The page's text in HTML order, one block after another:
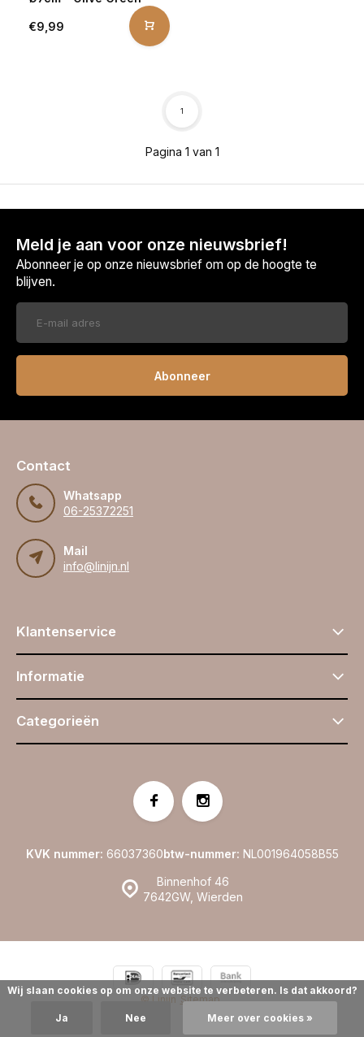
€9,99
Pagina 1 van 1
1
Meld je aan voor onze nieuwsbrief!
Abonneer je op onze nieuwsbrief om op de hoogte te
blijven.
Abonneer
Contact
Whatsapp
06-25372251
Mail
info@linijn.nl
Klantenservice
Informatie
Categorieën
Binnenhof 46
7642GW, Wierden
KVK nummer: 66037360btw-nummer: NL001964058B55
© Linijn Sitemap
Wij slaan cookies op om onze website te verbeteren. Is dat akkoord?
Ja Nee Meer over cookies »